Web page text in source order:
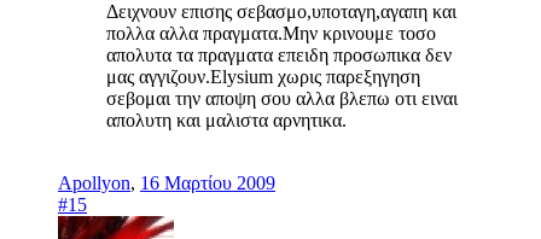
Δειχνουν επισης σεβασμο,υποταγη,αγαπη και
πολλα αλλα πραγματα.Μην κρινουμε τοσο
απολυτα τα πραγματα επειδη προσωπικα δεν
μας αγγιζουν.Elysium χωρις παρεξηγηση
σεβομαι την αποψη σου αλλα βλεπω οτι ειναι
απολυτη και μαλιστα αρνητικα.
Apollyon, 16 Μαρτίου 2009
#15